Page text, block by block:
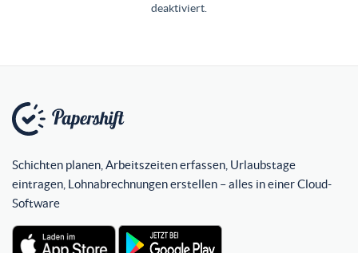
deaktiviert.
Schichten planen, Arbeitszeiten erfassen, Urlaubstage
eintragen, Lohnabrechnungen erstellen – alles in einer Cloud-
Software